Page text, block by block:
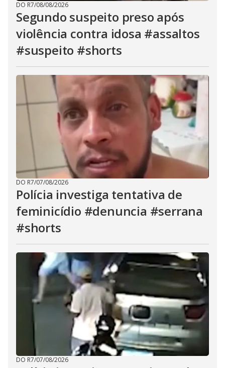
DO R7/08/08/2026
Segundo suspeito preso após
violência contra idosa #assaltos
#suspeito #shorts
DO R7/07/08/2026
Polícia investiga tentativa de
feminicídio #denuncia #serrana
#shorts
DO R7/07/08/2026